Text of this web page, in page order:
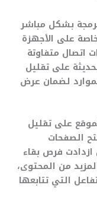
بشكل مباشر
على الأجهزة
اتصال متفاوتة
على تقليل
لضمان عرض
على تقليل
الصفحات
فرص بقاء
من المحتوى،
التي تتابعها